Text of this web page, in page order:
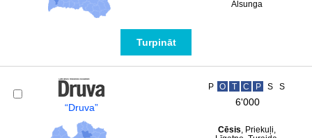
Alsunga
Turpināt
“Druva”
P O T C P S S
6'000
Cēsis, Priekuļi,